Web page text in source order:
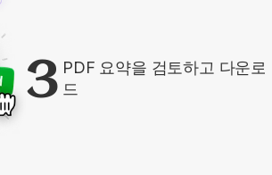
3 PDF 요약을 검토하고 다운로
드